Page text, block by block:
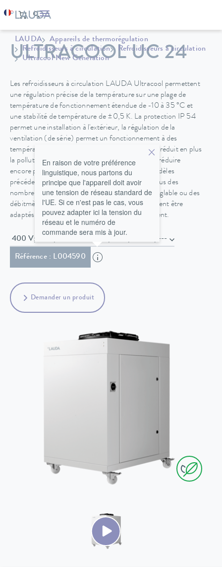
LAUDA
Appareils de thermorégulation
Refroidisseurs à circulation
Refroidisseurs à circulation
Ultracool New Generation
ULTRACOOL UC 24
Les refroidisseurs à circulation LAUDA Ultracool permettent
une régulation précise de la température sur une plage de
température de fonctionnement étendue de -10 à 35 °C et
une stabilité de température de ±0,5 K. La protection IP 54
permet une installation à l'extérieur, la régulation de la
ventilation (de série) permet un fonctionnement à des
températures ambiantes allant jusqu'à -20 °C et réduit en plus
la pollution sonore. LAUDA a été en mesure de réduire
encore plus l'encombrement par rapport aux modèles
précédents. Grace à l’interface Ethernet et en plus des
nombreuses options tels des pompes à vitesse réglable ou des
débitmètres, les refroidisseurs à circulation peuvent être
adaptés à toutes les exigences spécifiques du client.
400 V; 3/PE; 50 Hz & 460 V; 3/PE; 60 Hz , ---
Référence : L004590
En raison de votre préférence
linguistique, nous partons du
principe que l'appareil doit avoir
une tension de réseau standard de
l'UE. Si ce n'est pas le cas, vous
pouvez adapter ici la tension du
réseau et le numéro de
commande sera mis à jour.
Demander un produit